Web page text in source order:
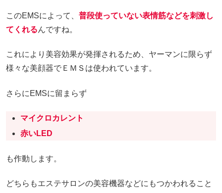
このEMSによって、 普段使っていない表情筋などを刺激し
てくれるんですね。
これにより美容効果が発揮されるため、ヤーマンに限らず
様々な美顔器でＥＭＳは使われています。
さらにEMSに留まらず
マイクロカレント
赤いLED
も作動します。
どちらもエステサロンの美容機器などにもつかわれること